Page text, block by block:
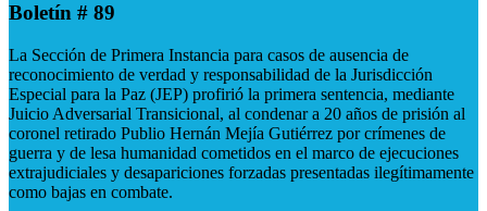
Boletín # 89
La Sección de Primera Instancia para casos de ausencia de
reconocimiento de verdad y responsabilidad de la Jurisdicción
Especial para la Paz (JEP) profirió la primera sentencia, mediante
Juicio Adversarial Transicional, al condenar a 20 años de prisión al
coronel retirado Publio Hernán Mejía Gutiérrez por crímenes de
guerra y de lesa humanidad cometidos en el marco de ejecuciones
extrajudiciales y desapariciones forzadas presentadas ilegítimamente
como bajas en combate.